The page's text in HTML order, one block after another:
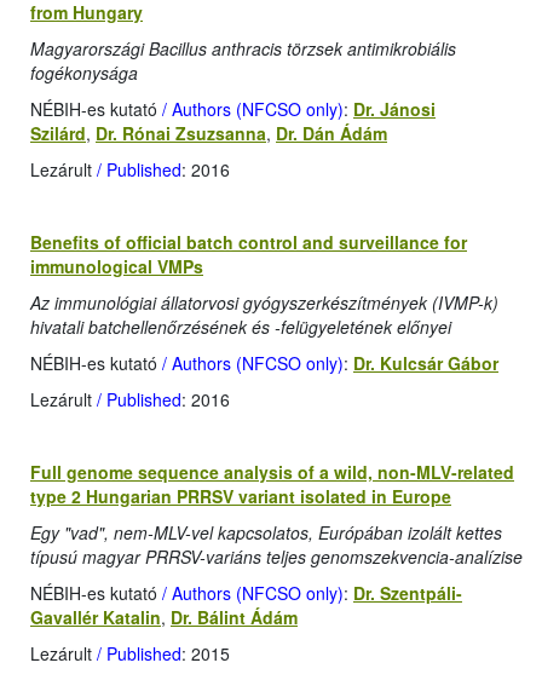
from Hungary
Magyarországi Bacillus anthracis törzsek antimikrobiális
fogékonysága
NÉBIH-es kutató / Authors (NFCSO only): Dr. Jánosi
Szilárd, Dr. Rónai Zsuzsanna, Dr. Dán Ádám
Lezárult / Published: 2016
Benefits of official batch control and surveillance for
immunological VMPs
Az immunológiai állatorvosi gyógyszerkészítmények (IVMP-k)
hivatali batchellenőrzésének és -felügyeletének előnyei
NÉBIH-es kutató / Authors (NFCSO only): Dr. Kulcsár Gábor
Lezárult / Published: 2016
Full genome sequence analysis of a wild, non-MLV-related
type 2 Hungarian PRRSV variant isolated in Europe
Egy "vad", nem-MLV-vel kapcsolatos, Európában izolált kettes
típusú magyar PRRSV-variáns teljes genomszekvencia-analízise
NÉBIH-es kutató / Authors (NFCSO only): Dr. Szentpáli-
Gavallér Katalin, Dr. Bálint Ádám
Lezárult / Published: 2015